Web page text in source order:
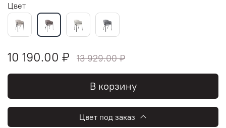
Цвет
10 190.00 ₽ 13 929.00 ₽
В корзину
Цвет под заказ